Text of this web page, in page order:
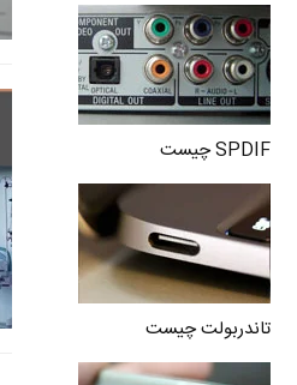
SPDIF چیست
تاندربولت چیست